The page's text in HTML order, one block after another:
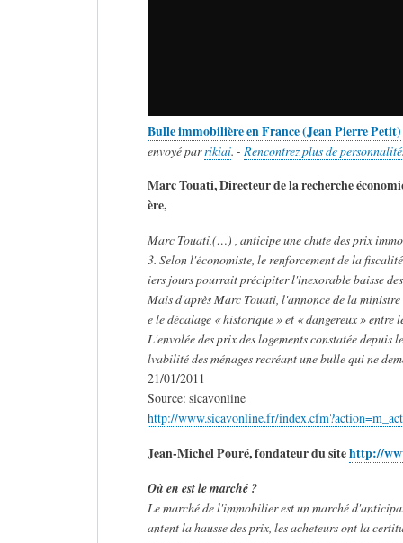
Bulle immobilière en France (Jean Pierre Petit)
envoyé parrikiai. - Rencontrez plus de
Marc Touati, Directeur de la recherche
ère,
Marc Touati,(…) , anticipe une chute des prix
3. Selon l'économiste, le renforcement de la
iers jours pourrait précipiter l'inexorable baisse
Mais d'après Marc Touati, l'annonce de la
e le décalage « historique » et « dangereux » entre
L'envolée des prix des logements constatée depuis
lvabilité des ménages recréant une bulle qui ne
21/01/2011
Source: sicavonline
http://www.sicavonline.fr/
Jean-Michel Pouré, fondateur du sitehttp://
Où en est le marché ?
Le marché de l'immobilier est un marché
antent la hausse des prix, les acheteurs ont la